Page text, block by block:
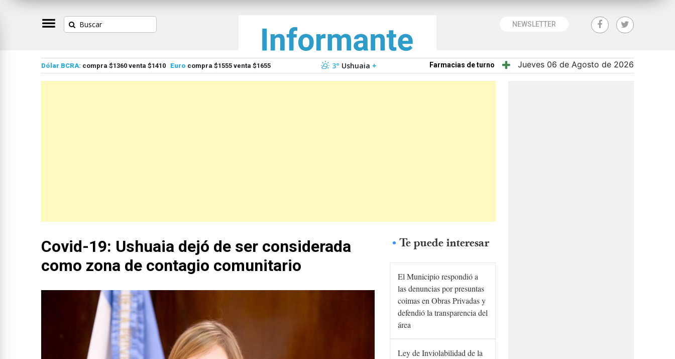
NEWSLETTER
Dólar BCRA: compra $1360 venta $1410 Euro compra $1555 venta $1655 3° Ushuaia + Farmacias de turno Jueves 06 de Agosto de 2026
Covid-19: Ushuaia dejó de ser considerada
como zona de contagio comunitario
Te puede interesar
El Municipio respondió a
las denuncias por presuntas
coimas en Obras Privadas y
defendió la transparencia del
área
Ley de Inviolabilidad de la